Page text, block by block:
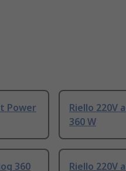
Power
Riello 220V
360 W
360
Riello 220V